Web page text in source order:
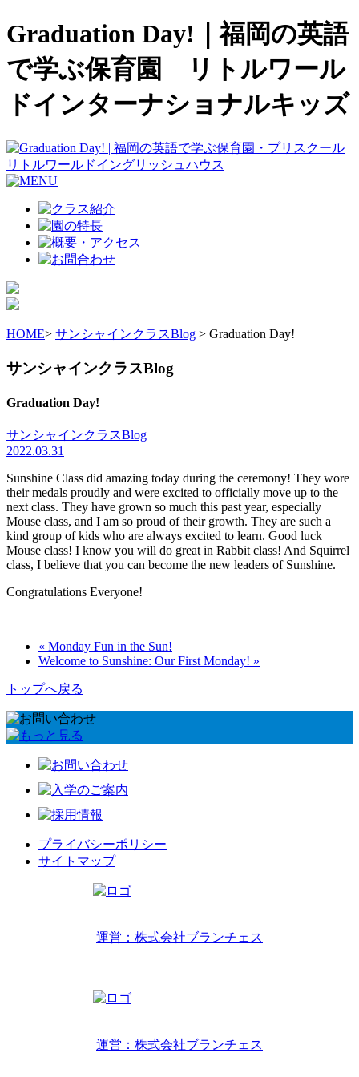
Graduation Day!｜福岡の英語
で学ぶ保育園 リトルワール
ドインターナショナルキッズ
HOME> サンシャインクラスBlog > Graduation Day!
サンシャインクラスBlog
Graduation Day!
サンシャインクラスBlog
2022.03.31
Sunshine Class did amazing today during the ceremony! They wore
their medals proudly and were excited to officially move up to the
next class. They have grown so much this past year, especially
Mouse class, and I am so proud of their growth. They are such a
kind group of kids who are always excited to learn. Good luck
Mouse class! I know you will do great in Rabbit class! And Squirrel
class, I believe that you can become the new leaders of Sunshine.
Congratulations Everyone!
« Monday Fun in the Sun!
Welcome to Sunshine: Our First Monday! »
トップへ戻る
プライバシーポリシー
サイトマップ
運営：株式会社ブランチェス
運営：株式会社ブランチェス